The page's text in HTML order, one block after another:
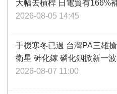
大幅去槓桿 日電貿有166%
2026-08-05 14:45
手機寒冬已過 台灣PA三雄
衛星 砷化鎵 磷化銦掀新一
2026-08-07 11:00